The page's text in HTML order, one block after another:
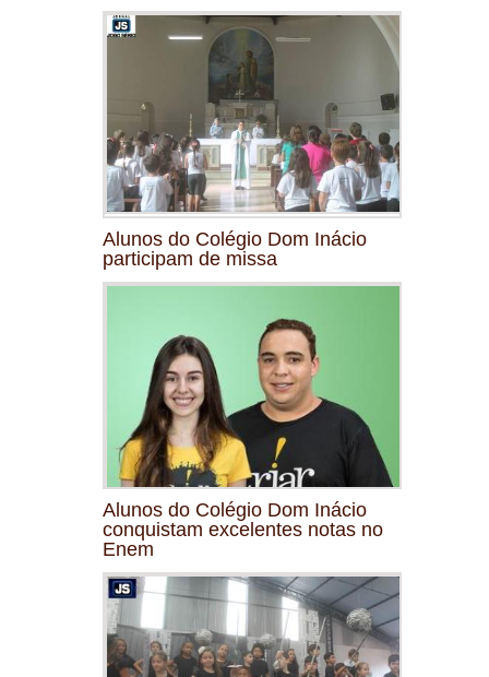
Alunos do Colégio Dom Inácio
participam de missa
Alunos do Colégio Dom Inácio
conquistam excelentes notas no
Enem